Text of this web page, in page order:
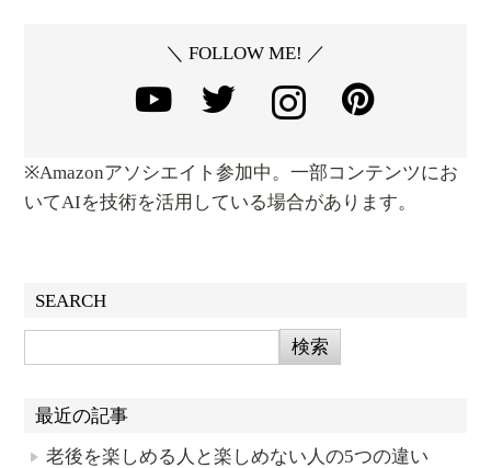
＼ FOLLOW ME! ／
※Amazonアソシエイト参加中。一部コンテンツにお
いてAIを技術を活用している場合があります。
SEARCH
最近の記事
老後を楽しめる人と楽しめない人の5つの違い